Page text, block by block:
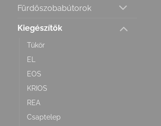
Fürdőszobabútorok
Kiegészítők
Tükör
EL
EOS
KRIOS
REA
Csaptelep